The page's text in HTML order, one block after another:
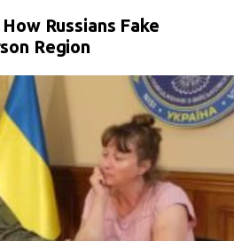
Russians Fake
Region